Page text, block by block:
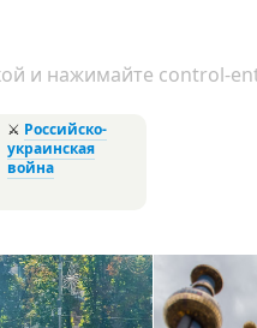
и нажимайте control-
⚔ Российско-
украинская
война